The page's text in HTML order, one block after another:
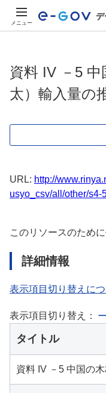
メニュー
デ
資料 IV －5
太）輸入量の
URL: http://
usyo_csv/all/other/s4-
このリソースのため
詳細情報
表示項目切り替えに
表示項目切り替え：
タイトル
資料 IV －5 中国の